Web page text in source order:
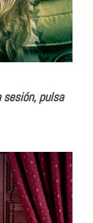
sesión, pulsa